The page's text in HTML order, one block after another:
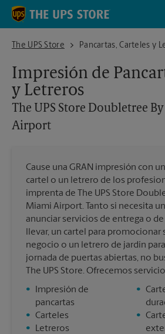
Skip to content
Return to Nav
The UPS Store
The UPS Store Doubletree By Hilton
Pancartas, Carteles y
Impresión de
y Letreros
The UPS Store Doubletree
Airport
Cause una GRAN impresión con
cartel o un letrero de los
imprenta de The UPS Store
Miami Airport. Tanto si necesita
anunciar servicios de entrega o
llevar, un cartel para promocionar
negocio o un letrero de jardín
jornada de puertas abiertas, no
The UPS Store. Ofrecemos
•
Impresión de
pancartas
• Carteles
•
Letreros
•
•